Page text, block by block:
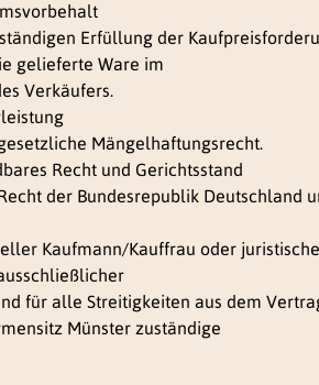
Erfüllung der
gelieferte Ware im
Verkäufers.
Mängelhaftungsrecht.
Recht und Gerichtsstand
der Bundesrepublik Deutschland
Kaufmann/Kauffrau oder
für alle Streitigkeiten aus dem
Münster zuständige